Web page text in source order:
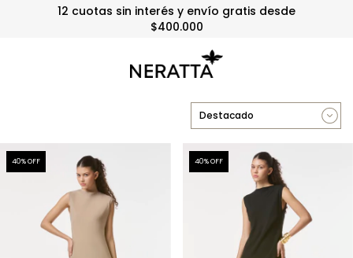
12 cuotas sin interés y envío gratis desde
$400.000
40% OFF 40% OFF